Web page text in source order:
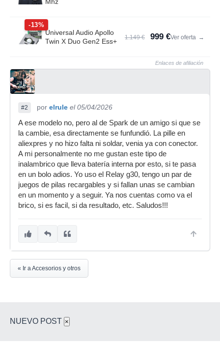
-13%
Universal Audio Apollo
Twin X Duo Gen2 Ess+
1.149 € 999 €Ver oferta →
Enlaces de afiliación
#2 por elrule el 05/04/2026
A ese modelo no, pero al de Spark de un amigo si que se
la cambie, esa directamente se funfundió. La pille en
aliexpres y no hizo falta ni soldar, venia ya con conector.
A mi personalmente no me gustan este tipo de
inalambrico que lleva batería interna por esto, si te pasa
en un bolo adios. Yo uso el Relay g30, tengo un par de
juegos de pilas recargables y si fallan unas se cambian
en un momento y a seguir. Ya nos cuentas como va el
brico, si es facil, si da resultado, etc. Saludos!!!
« Ir a Accesorios y otros
NUEVO POST ×